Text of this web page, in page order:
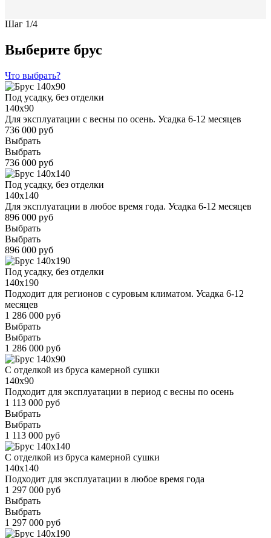
Шаг 1/4
Выберите брус
Что выбрать?
Под усадку, без отделки
140x90
Для эксплуатации с весны по осень. Усадка 6-12 месяцев
736 000 руб
Выбрать
Выбрать
736 000 руб
Под усадку, без отделки
140x140
Для эксплуатации в любое время года. Усадка 6-12 месяцев
896 000 руб
Выбрать
Выбрать
896 000 руб
Под усадку, без отделки
140x190
Подходит для регионов с суровым климатом. Усадка 6-12
месяцев
1 286 000 руб
Выбрать
Выбрать
1 286 000 руб
С отделкой из бруса камерной сушки
140x90
Подходит для эксплуатации в период с весны по осень
1 113 000 руб
Выбрать
Выбрать
1 113 000 руб
С отделкой из бруса камерной сушки
140x140
Подходит для эксплуатации в любое время года
1 297 000 руб
Выбрать
Выбрать
1 297 000 руб